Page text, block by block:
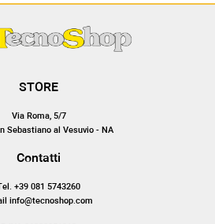
STORE
Via Roma, 5/7
Sebastiano al Vesuvio - NA
Contatti
+39 081 5743260
info@tecnoshop.com